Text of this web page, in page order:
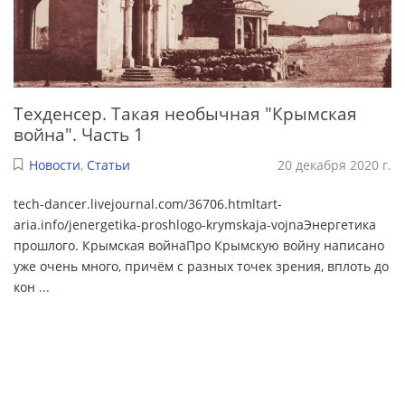
Техденсер. Такая необычная "Крымская
война". Часть 1
Новости, Статьи 20 декабря 2020 г.
tech-dancer.livejournal.com/36706.htmltart-
aria.info/jenergetika-proshlogo-krymskaja-vojnaЭнергетика
прошлого. Крымская войнаПро Крымскую войну написано
уже очень много, причём с разных точек зрения, вплоть до
кон ...